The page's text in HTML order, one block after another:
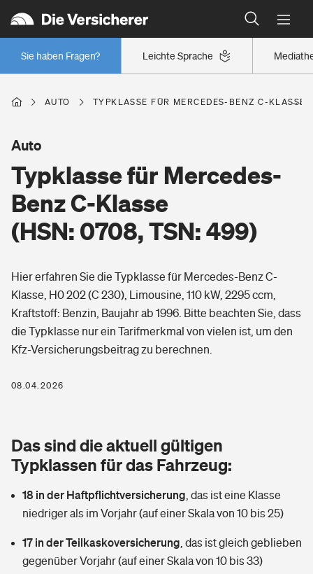
Leichte Sprache
Sie haben Fragen?
Wer versichert was: Jetzt Versicherer finden
Regionalklassen: So ist Ihre Region eingestuft
Wer versichert was: Jetzt Versicherer finden
Berufsunfähigkeitsversicherung
Arbeitsrechtsschutz
Berufshaftpflichtversicherung
Rentenrechner: Wie viel Geld bekomme ich im Alter?
Wer versichert was: Jetzt Versicherer finden
Wohnen
Wohngebäudeversicherung
Hausratversicherung
Elementarversicherung
Photovoltaik
Wärmepumpen versichern
Vermieterrrechtsschutz
Mietkautionsversicherung
Zur Übersicht
Pri­vate Haft­pflicht­
Rechts­schutz­ver­si­che­rung
Kinderunfall­ver­si­che­rung
Reiseversicherung
Gesundheit
Private Krankenversicherung
Tierkrankenversicherung
Zur Übersicht
Tools
AUTO TYPKLASSE FÜR MERCEDES-BENZ C-
Typklasse für Mercedes-
Benz C-Klasse
(HSN: 0708, TSN: 499)
Auto
Hier erfahren Sie die Typklasse für Mercedes-Benz C-
Klasse, H0 202 (C 230), Limousine, 110 kW, 2295 ccm,
Kraftstoff: Benzin, Baujahr ab 1996. Bitte beachten Sie, dass
die Typklasse nur ein Tarifmerkmal von vielen ist, um den
Kfz-Versicherungsbeitrag zu berechnen.
08.04.2026
Das sind die aktuell gültigen
Typklassen für das Fahrzeug:
18 in der Haftpflichtversicherung das ist eine Klasse
niedriger als im Vorjahr (auf einer Skala von 10 bis 25)
17 in der Teilkaskoversicherung das ist gleich geblieben
gegenüber Vorjahr (auf einer Skala von 10 bis 33)